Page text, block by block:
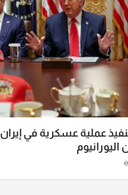
عملية عسكرية في إيران